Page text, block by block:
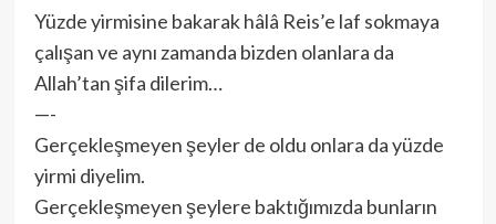
Yüzde yirmisine bakarak hâlâ Reis’e laf sokmaya
çalışan ve aynı zamanda bizden olanlara da
Allah’tan şifa dilerim…
—-
Gerçekleşmeyen şeyler de oldu onlara da yüzde
yirmi diyelim.
Gerçekleşmeyen şeylere baktığımızda bunların